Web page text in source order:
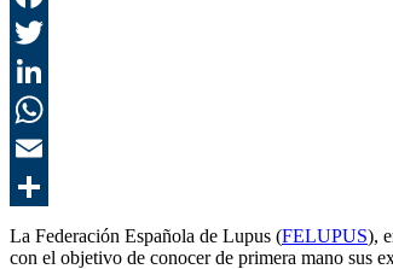
La Federación Española de Lupus (FELUPUS),
con el objetivo de conocer de primera mano sus